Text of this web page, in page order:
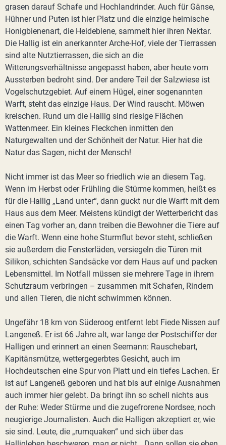
grasen darauf Schafe und Hochlandrinder. Auch für Gänse,
Hühner und Puten ist hier Platz und die einzige heimische
Honigbienenart, die Heidebiene, sammelt hier ihren Nektar.
Die Hallig ist ein anerkannter Arche-Hof, viele der Tierrassen
sind alte Nutztierrassen, die sich an die
Witterungsverhältnisse angepasst haben, aber heute vom
Aussterben bedroht sind. Der andere Teil der Salzwiese ist
Vogelschutzgebiet. Auf einem Hügel, einer sogenannten
Warft, steht das einzige Haus. Der Wind rauscht. Möwen
kreischen. Rund um die Hallig sind riesige Flächen
Wattenmeer. Ein kleines Fleckchen inmitten den
Naturgewalten und der Schönheit der Natur. Hier hat die
Natur das Sagen, nicht der Mensch!
Nicht immer ist das Meer so friedlich wie an diesem Tag.
Wenn im Herbst oder Frühling die Stürme kommen, heißt es
für die Hallig „Land unter“, dann guckt nur die Warft mit dem
Haus aus dem Meer. Meistens kündigt der Wetterbericht das
einen Tag vorher an, dann treiben die Bewohner die Tiere auf
die Warft. Wenn eine hohe Sturmflut bevor steht, schließen
sie außerdem die Fensterläden, versiegeln die Türen mit
Silikon, schichten Sandsäcke vor dem Haus auf und packen
Lebensmittel. Im Notfall müssen sie mehrere Tage in ihrem
Schutzraum verbringen – zusammen mit Schafen, Rindern
und allen Tieren, die nicht schwimmen können.
Ungefähr 18 km von Süderoog entfernt lebt Fiede Nissen auf
Langeneß. Er ist 66 Jahre alt, war lange der Postschiffer der
Halligen und erinnert an einen Seemann: Rauschebart,
Kapitänsmütze, wettergegerbtes Gesicht, auch im
Hochdeutschen eine Spur von Platt und ein tiefes Lachen. Er
ist auf Langeneß geboren und hat bis auf einige Ausnahmen
auch immer hier gelebt. Da bringt ihn so schell nichts aus
der Ruhe: Weder Stürme und die zugefrorene Nordsee, noch
neugierige Journalisten. Auch die Halligen akzeptiert er, wie
sie sind. Leute, die „rumquaken“ und sich über das